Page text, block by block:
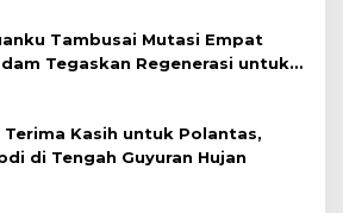
Tambusai Mutasi Empat
Tegaskan Regenerasi untuk
Satuan
Kasih untuk Polantas,
di Tengah Guyuran Hujan